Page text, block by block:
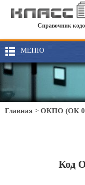
Справочник
МЕНЮ
Главная > ОКПО (ОК
Код